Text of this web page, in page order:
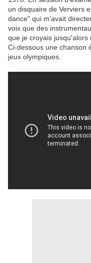
un disquaire de Verviers
dance" qui m'avait
voix que des
que je croyais jusqu'alors
Ci-dessous une chanson
jeux olympiques.